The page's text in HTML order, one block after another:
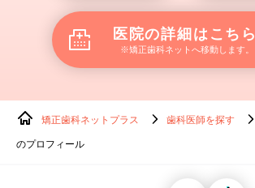
医院の詳細はこちら
※矯正歯科ネットへ移動します。
矯正歯科ネットプラス 歯科医師を探す
のプロフィール